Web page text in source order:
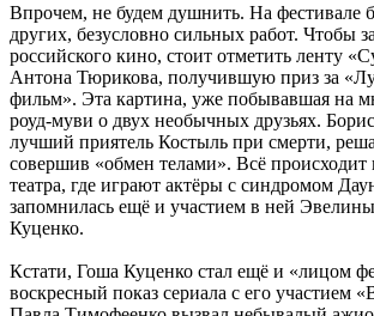
Впрочем, не будем душнить. На фестивале
других, безусловно сильных работ. Чтобы
российского кино, стоит отметить ленту
Антона Тюрикова, получившую приз за
фильм». Эта картина, уже побывавшая на
роуд-муви о двух необычных друзьях.
лучший приятель Костыль при смерти,
совершив «обмен телами». Всё происходит
театра, где играют актёры с синдромом
запомнилась ещё и участием в ней
Куценко.
Кстати, Гоша Куценко стал ещё и «лицом
воскресный показ сериала с его участием